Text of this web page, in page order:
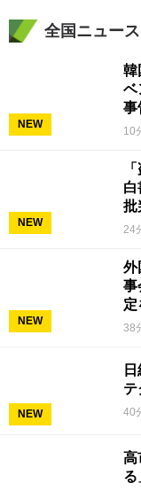
全国ニュー
NEW
韓
ベ
事
10
NEW
批
24
NEW
外
事
定
38
NEW
テ
40
高